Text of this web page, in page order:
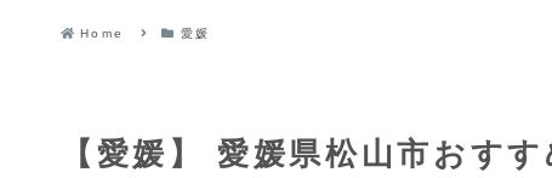
Home 愛媛
【愛媛】 愛媛県松山市おす